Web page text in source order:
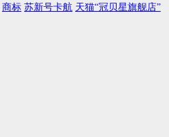
商标 苏新号卡航 天猫“冠贝星旗舰店”